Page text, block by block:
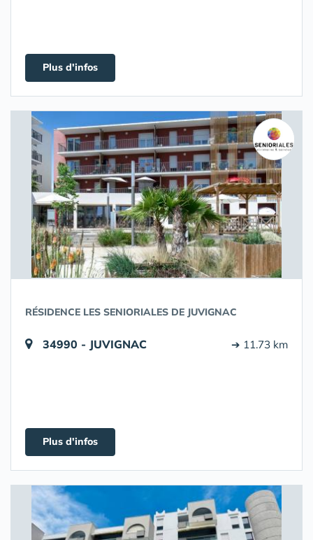
Plus d'infos
RÉSIDENCE LES SENIORIALES DE JUVIGNAC
34990 - JUVIGNAC ➔ 11.73 km
Plus d'infos